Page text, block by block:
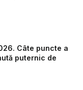
Câte puncte a
puternic de